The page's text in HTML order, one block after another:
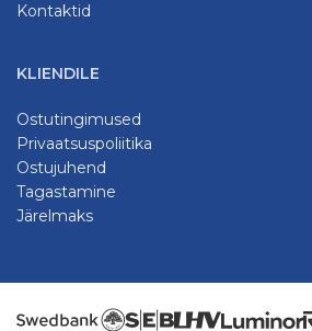
Kontaktid
KLIENDILE
Ostutingimused
Privaatsuspoliitika
Ostujuhend
Tagastamine
Järelmaks